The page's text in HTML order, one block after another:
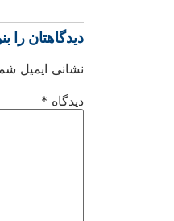
دیدگاهتان را
نشانی ایمیل
دیدگاه *